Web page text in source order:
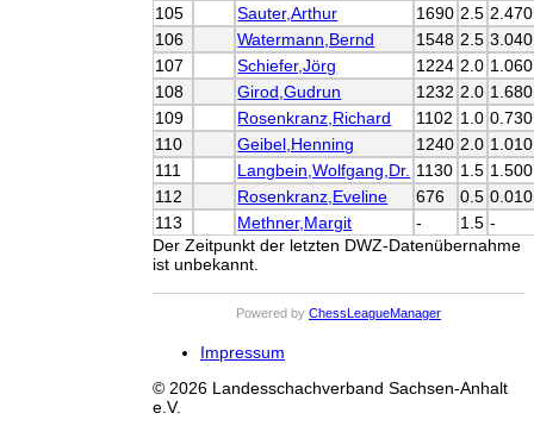
105
Sauter,Arthur 1690 2.5 2.470
106
Watermann,Bernd 1548 2.5 3.040
107
Schiefer,Jörg 1224 2.0 1.060
108
Girod,Gudrun 1232 2.0 1.680
109
Rosenkranz,Richard 1102 1.0 0.730
110
Geibel,Henning 1240 2.0 1.010
111
Langbein,Wolfgang,Dr. 1130 1.5 1.500
112
Rosenkranz,Eveline 676 0.5 0.010
113
Methner,Margit - 1.5 -
Der Zeitpunkt der letzten DWZ-Datenübernahme
ist unbekannt.
Powered by ChessLeagueManager
Impressum
© 2026 Landesschachverband Sachsen-Anhalt
e.V.